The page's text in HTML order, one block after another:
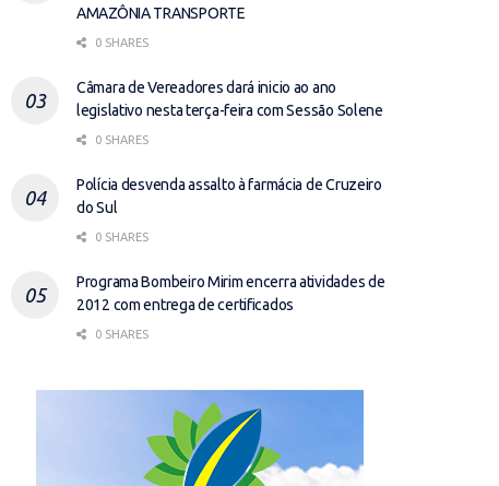
AMAZÔNIA TRANSPORTE
0 SHARES
Câmara de Vereadores dará inicio ao ano
legislativo nesta terça-feira com Sessão Solene
0 SHARES
Polícia desvenda assalto à farmácia de Cruzeiro
do Sul
0 SHARES
Programa Bombeiro Mirim encerra atividades de
2012 com entrega de certificados
0 SHARES